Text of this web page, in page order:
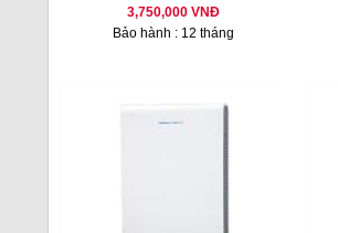
3,750,000 VNĐ
Bảo hành : 12 tháng